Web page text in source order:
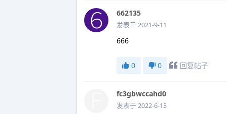
662135
发表于 2021-9-11
666
0 0 回复帖子
fc3gbwccahd0
发表于 2022-6-13